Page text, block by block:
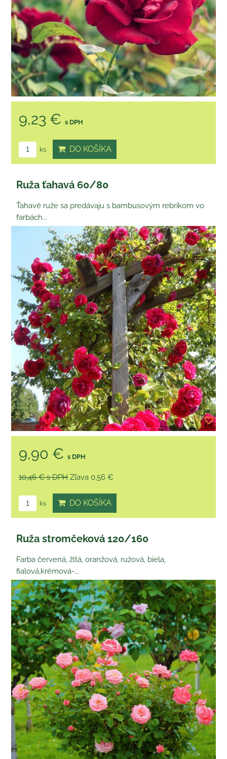
9,23 € s DPH
ks DO KOŠÍKA
Ruža ťahavá 60/80
Ťahavé ruže sa predávaju s bambusovým rebríkom vo
farbách...
9,90 € s DPH
10,46 €s DPH Zľava 0,56 €
ks DO KOŠÍKA
Ruža stromčeková 120/160
Farba červená, žltá, oranžová, ružová, biela,
fialová,krémová-...